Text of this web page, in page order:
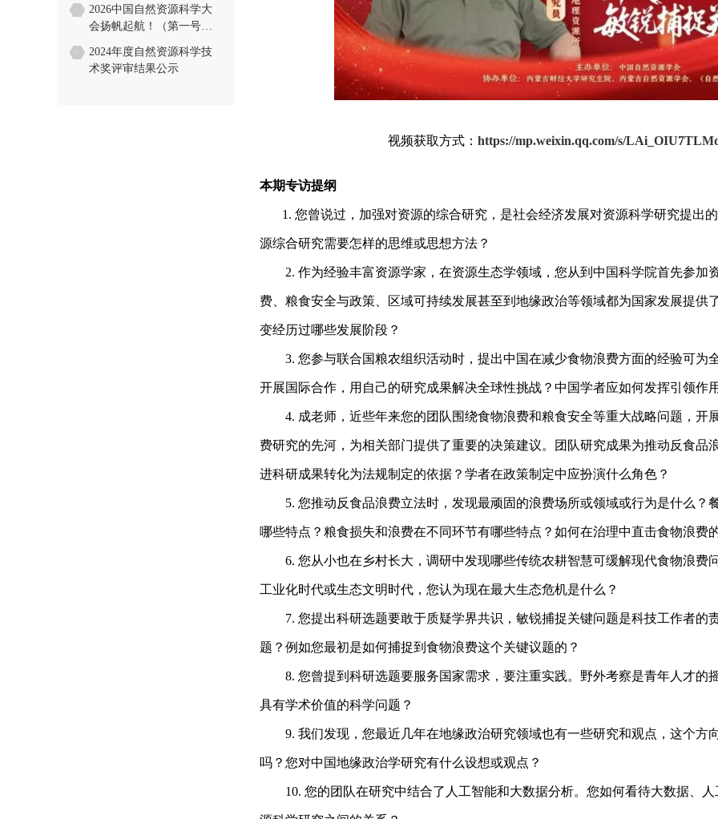
·
2026中国自然资源科学大
会扬帆起航！（第一号通
·
2024年度自然资源科学技
术奖评审结果公示
视频获取方式： https://mp.weixin.qq.com/s/
本期专访提纲
1. 您曾说过，加强对资源的综合研究，是社会经济发展对资源科学研究提出
源综合研究需要怎样的思维或思想方法？
2. 作为经验丰富资源学家，在资源生态学领域，您从到中国科学院首先参
费、粮食安全与政策、区域可持续发展甚至到地缘政治等领域都为国家发展提供
变经历过哪些发展阶段？
3. 您参与联合国粮农组织活动时，提出中国在减少食物浪费方面的经验可
开展国际合作，用自己的研究成果解决全球性挑战？中国学者应如何发挥引领作
4. 成老师，近些年来您的团队围绕食物浪费和粮食安全等重大战略问题，
费研究的先河，为相关部门提供了重要的决策建议。团队研究成果为推动反食品
进科研成果转化为法规制定的依据？学者在政策制定中应扮演什么角色？
5. 您推动反食品浪费立法时，发现最顽固的浪费场所或领域或行为是什么
哪些特点？粮食损失和浪费在不同环节有哪些特点？如何在治理中直击食物浪费
6. 您从小也在乡村长大，调研中发现哪些传统农耕智慧可缓解现代食物浪
工业化时代或生态文明时代，您认为现在最大生态危机是什么？
7. 您提出科研选题要敢于质疑学界共识，敏锐捕捉关键问题是科技工作者
题？例如您最初是如何捕捉到食物浪费这个关键议题的？
8. 您曾提到科研选题要服务国家需求，要注重实践。野外考察是青年人才
具有学术价值的科学问题？
9. 我们发现，您最近几年在地缘政治研究领域也有一些研究和观点，这个方
吗？您对中国地缘政治学研究有什么设想或观点？
10. 您的团队在研究中结合了人工智能和大数据分析。您如何看待大数据、